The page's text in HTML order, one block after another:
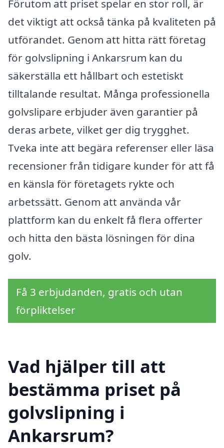
Förutom att priset spelar en stor roll, är
det viktigt att också tänka på kvaliteten på
utförandet. Genom att hitta rätt företag
för golvslipning i Ankarsrum kan du
säkerställa ett hållbart och estetiskt
tilltalande resultat. Många professionella
golvslipare erbjuder även garantier på
deras arbete, vilket ger dig trygghet.
Tveka inte att begära referenser eller läsa
recensioner från tidigare kunder för att få
en känsla för företagets rykte och
arbetssätt. Genom att använda vår
plattform kan du enkelt få flera offerter
och hitta den bästa lösningen för dina
golv.
Få 3 erbjudanden, gratis och utan
förpliktelser
Vad hjälper till att
bestämma priset på
golvslipning i
Ankarsrum?